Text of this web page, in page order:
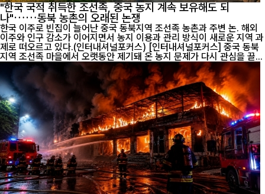
"한국 국적 취득한 조선족, 중국 농지 계속 보유해도 되
나"……동북 농촌의 오래된 논쟁
한국 이주로 빈집이 늘어난 중국 동북지역 조선족 농촌과 주변 논. 해외
이주와 인구 감소가 이어지면서 농지 이용과 관리 방식이 새로운 지역 과
제로 떠오르고 있다.(인터내셔널포커스) [인터내셔널포커스] 중국 동북
지역 조선족 마을에서 오랫동안 제기돼 온 농지 문제가 다시 관심을 끌...